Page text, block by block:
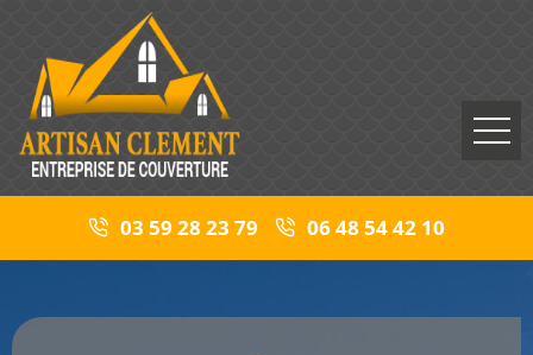
03 59 28 23 79 06 48 54 42 10